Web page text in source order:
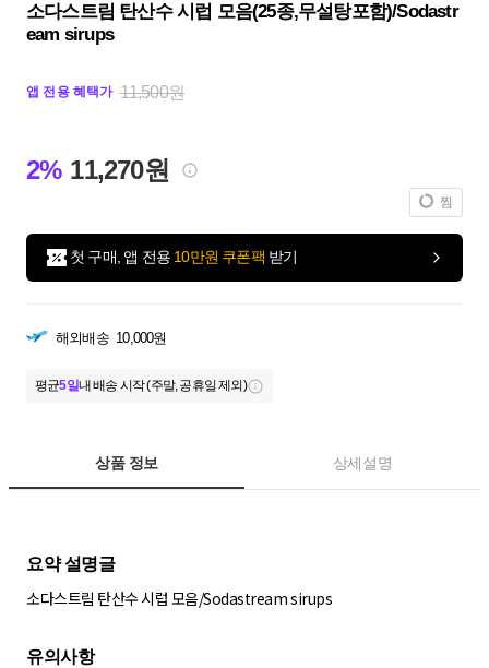
소다스트림 탄산수 시럽 모음(25종,무설탕포함)/Sodastr
eam sirups
앱 전용 혜택가 11,500원
2% 11,270원
찜
첫 구매, 앱 전용 10만원 쿠폰팩 받기
해외배송 10,000원
평균5일내 배송 시작 (주말, 공휴일 제외)
상품 정보 상세설명
요약 설명글
소다스트림 탄산수 시럽 모음/Sodastream sirups
유의사항